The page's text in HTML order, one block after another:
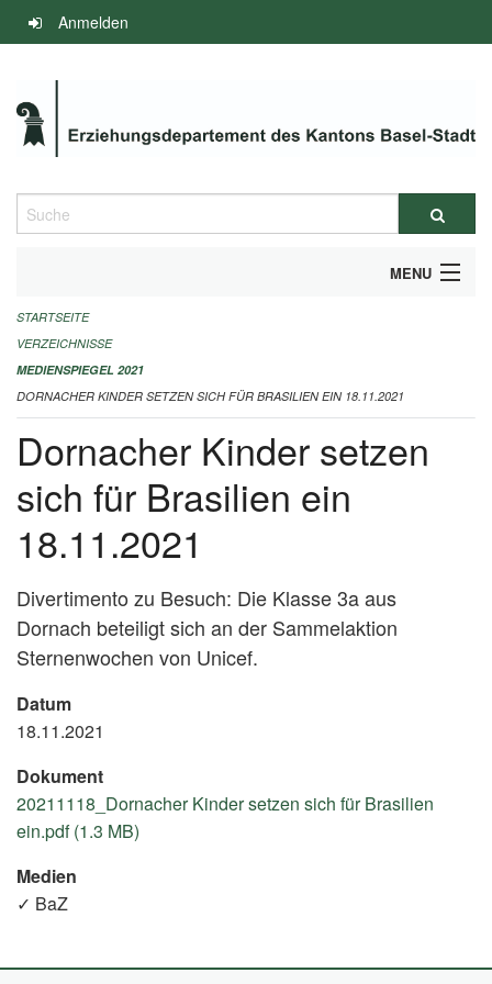
Navigation
überspringen
Anmelden
Suche
MENU
INFOS ZUM ED-MEDIENSPIEGEL
IMPRESSUM
STARTSEITE
VERZEICHNISSE
MEDIENSPIEGEL 2021
DORNACHER KINDER SETZEN SICH FÜR BRASILIEN EIN 18.11.2021
Dornacher Kinder setzen
sich für Brasilien ein
18.11.2021
Divertimento zu Besuch: Die Klasse 3a aus
Dornach beteiligt sich an der Sammelaktion
Sternenwochen von Unicef.
Datum
18.11.2021
Dokument
20211118_Dornacher Kinder setzen sich für Brasilien
ein.pdf (1.3 MB)
Medien
✓ BaZ